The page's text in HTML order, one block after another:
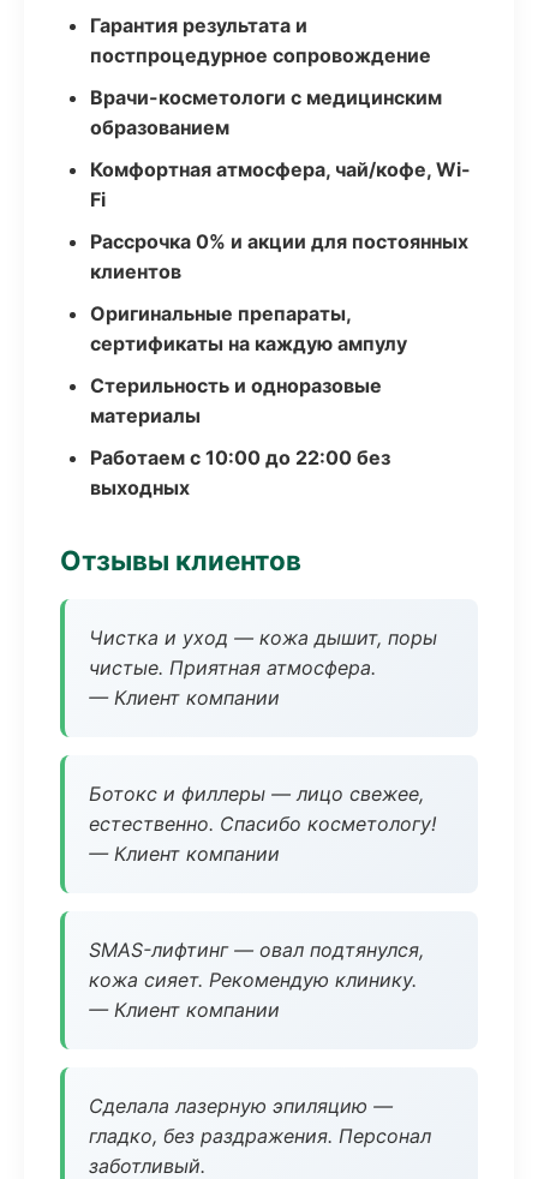
Гарантия результата и
постпроцедурное сопровождение
Врачи-косметологи с медицинским
образованием
Комфортная атмосфера, чай/кофе, Wi-
Fi
Рассрочка 0% и акции для постоянных
клиентов
Оригинальные препараты,
сертификаты на каждую ампулу
Стерильность и одноразовые
материалы
Работаем с 10:00 до 22:00 без
выходных
Отзывы клиентов
Чистка и уход — кожа дышит, поры
чистые. Приятная атмосфера.
— Клиент компании
Ботокс и филлеры — лицо свежее,
естественно. Спасибо косметологу!
— Клиент компании
SMAS-лифтинг — овал подтянулся,
кожа сияет. Рекомендую клинику.
— Клиент компании
Сделала лазерную эпиляцию —
гладко, без раздражения. Персонал
заботливый.